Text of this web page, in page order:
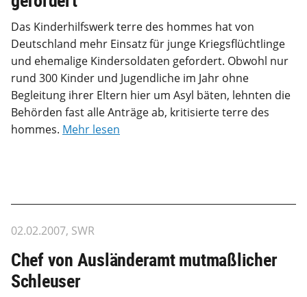
Das Kinderhilfswerk terre des hommes hat von
Deutschland mehr Einsatz für junge Kriegsflüchtlinge
und ehemalige Kindersoldaten gefordert. Obwohl nur
rund 300 Kinder und Jugendliche im Jahr ohne
Begleitung ihrer Eltern hier um Asyl bäten, lehnten die
Behörden fast alle Anträge ab, kritisierte terre des
hommes. Mehr lesen
02.02.2007, SWR
Chef von Ausländeramt mutmaßlicher
Schleuser